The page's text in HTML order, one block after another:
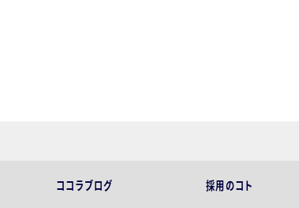
ココラブログ 採用のコト